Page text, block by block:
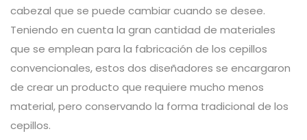
cabezal que se puede cambiar cuando se desee.
Teniendo en cuenta la gran cantidad de materiales
que se emplean para la fabricación de los cepillos
convencionales, estos dos diseñadores se encargaron
de crear un producto que requiere mucho menos
material, pero conservando la forma tradicional de los
cepillos.